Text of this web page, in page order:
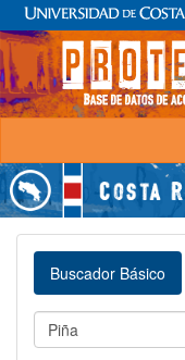
Buscador Básico